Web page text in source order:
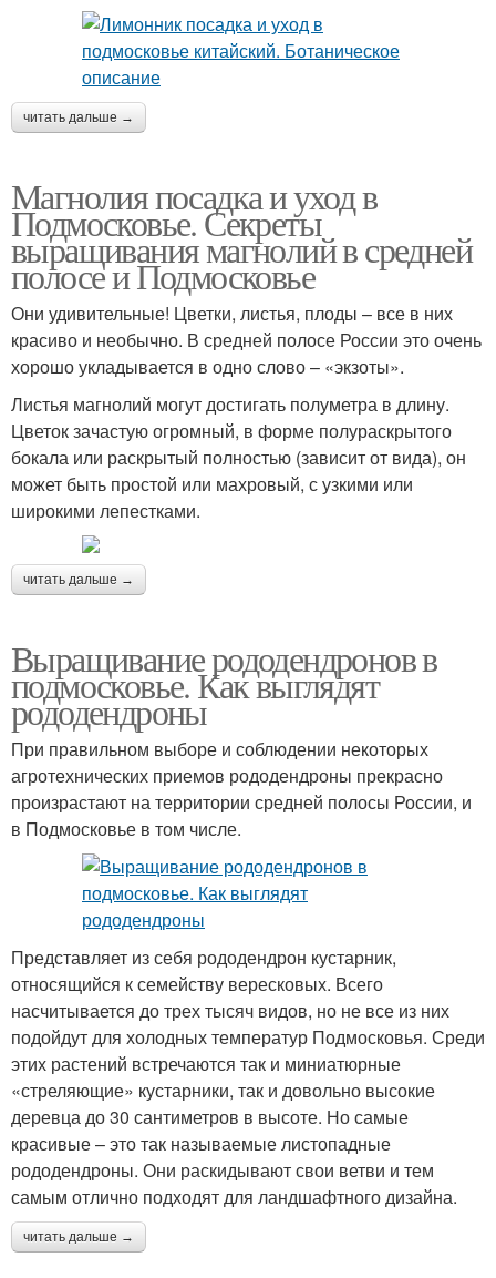
читать дальше →
Магнолия посадка и уход в
Подмосковье. Секреты
выращивания магнолий в средней
полосе и Подмосковье
Они удивительные! Цветки, листья, плоды – все в них
красиво и необычно. В средней полосе России это очень
хорошо укладывается в одно слово – «экзоты».
Листья магнолий могут достигать полуметра в длину.
Цветок зачастую огромный, в форме полураскрытого
бокала или раскрытый полностью (зависит от вида), он
может быть простой или махровый, с узкими или
широкими лепестками.
читать дальше →
Выращивание рододендронов в
подмосковье. Как выглядят
рододендроны
При правильном выборе и соблюдении некоторых
агротехнических приемов рододендроны прекрасно
произрастают на территории средней полосы России, и
в Подмосковье в том числе.
Представляет из себя рододендрон кустарник,
относящийся к семейству вересковых. Всего
насчитывается до трех тысяч видов, но не все из них
подойдут для холодных температур Подмосковья. Среди
этих растений встречаются так и миниатюрные
«стреляющие» кустарники, так и довольно высокие
деревца до 30 сантиметров в высоте. Но самые
красивые – это так называемые листопадные
рододендроны. Они раскидывают свои ветви и тем
самым отлично подходят для ландшафтного дизайна.
читать дальше →